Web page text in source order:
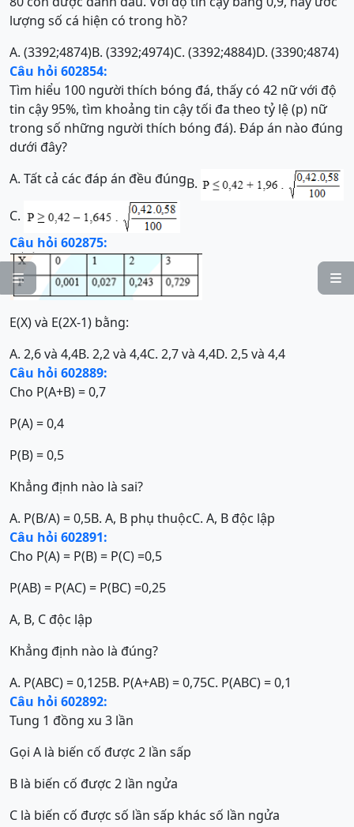


lượng số cá hiện có trong hồ?
A. (3392;4874)B. (3392;4974)C. (3392;4884)D. (3390;4874)
Câu hỏi 602854:
Tìm hiểu 100 người thích bóng đá, thấy có 42 nữ với độ
tin cậy 95%, tìm khoảng tin cậy tối đa theo tỷ lệ (p) nữ
trong số những người thích bóng đá). Đáp án nào đúng
dưới đây?
A. Tất cả các đáp án đều đúngB.
C.
Câu hỏi 602875:
E(X) và E(2X-1) bằng:
A. 2,6 và 4,4B. 2,2 và 4,4C. 2,7 và 4,4D. 2,5 và 4,4
Câu hỏi 602889:
Cho P(A+B) = 0,7
P(A) = 0,4
P(B) = 0,5
Khẳng định nào là sai?
A. P(B/A) = 0,5B. A, B phụ thuộcC. A, B độc lập
Câu hỏi 602891:
Cho P(A) = P(B) = P(C) =0,5
P(AB) = P(AC) = P(BC) =0,25
A, B, C độc lập
Khẳng định nào là đúng?
A. P(ABC) = 0,125B. P(A+AB) = 0,75C. P(ABC) = 0,1
Câu hỏi 602892:
Tung 1 đồng xu 3 lần
Gọi A là biến cố được 2 lần sấp
B là biến cố được 2 lần ngửa
C là biến cố được số lần sấp khác số lần ngửa